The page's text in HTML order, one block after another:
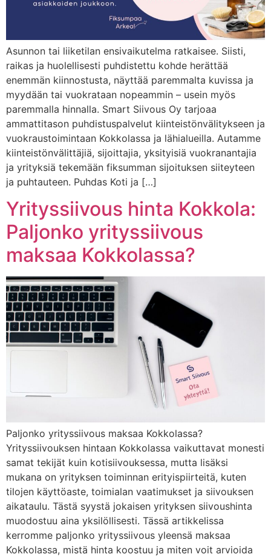
Asunnon tai liiketilan ensivaikutelma ratkaisee. Siisti,
raikas ja huolellisesti puhdistettu kohde herättää
enemmän kiinnostusta, näyttää paremmalta kuvissa ja
myydään tai vuokrataan nopeammin – usein myös
paremmalla hinnalla. Smart Siivous Oy tarjoaa
ammattitason puhdistuspalvelut kiinteistönvälitykseen ja
vuokraustoimintaan Kokkolassa ja lähialueilla. Autamme
kiinteistönvälittäjiä, sijoittajia, yksityisiä vuokranantajia
ja yrityksiä tekemään fiksumman sijoituksen siiteyteen
ja puhtauteen. Puhdas Koti ja […]
Yrityssiivous hinta Kokkola:
Paljonko yrityssiivous
maksaa Kokkolassa?
Paljonko yrityssiivous maksaa Kokkolassa?
Yrityssiivouksen hintaan Kokkolassa vaikuttavat monesti
samat tekijät kuin kotisiivouksessa, mutta lisäksi
mukana on yrityksen toiminnan erityispiirteitä, kuten
tilojen käyttöaste, toimialan vaatimukset ja siivouksen
aikataulu. Tästä syystä jokaisen yrityksen siivoushinta
muodostuu aina yksilöllisesti. Tässä artikkelissa
kerromme paljonko yrityssiivous yleensä maksaa
Kokkolassa, mistä hinta koostuu ja miten voit arvioida